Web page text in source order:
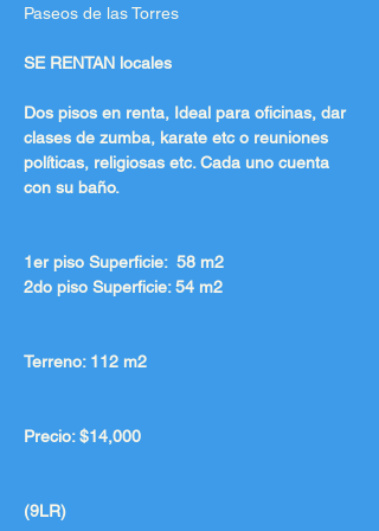
Paseos de las Torres
SE RENTAN locales
Dos pisos en renta, Ideal para oficinas, dar
clases de zumba, karate etc o reuniones
políticas, religiosas etc. Cada uno cuenta
con su baño.
1er piso Superficie:  58 m2
2do piso Superficie: 54 m2
Terreno: 112 m2
Precio: $14,000
(9LR)